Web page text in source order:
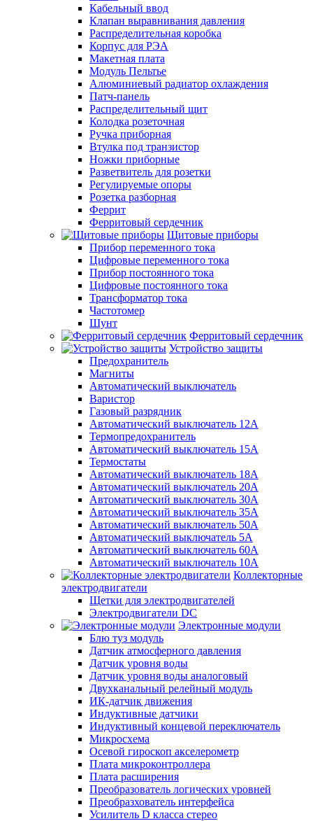
Кабельный ввод
Клапан выравнивания давления
Распределительная коробка
Корпус для РЭА
Макетная плата
Модуль Пельтье
Алюминиевый радиатор охлаждения
Патч-панель
Распределительный щит
Колодка розеточная
Ручка приборная
Втулка под транзистор
Ножки приборные
Разветвитель для розетки
Регулируемые опоры
Розетка разборная
Феррит
Ферритовый сердечник
Щитовые приборы
Прибор переменного тока
Цифровые переменного тока
Прибор постоянного тока
Цифровые постоянного тока
Трансформатор тока
Частотомер
Шунт
Ферритовый сердечник
Устройство защиты
Предохранитель
Магниты
Автоматический выключатель
Варистор
Газовый разрядник
Автоматический выключатель 12А
Термопредохранитель
Автоматический выключатель 15А
Термостаты
Автоматический выключатель 18А
Автоматический выключатель 20А
Автоматический выключатель 30А
Автоматический выключатель 35А
Автоматический выключатель 50А
Автоматический выключатель 5А
Автоматический выключатель 60А
Автоматический выключатель 10А
Коллекторные
электродвигатели
Щетки для электродвигателей
Электродвигатели DC
Электронные модули
Блю туз модуль
Датчик атмосферного давления
Датчик уровня воды
Датчик уровня воды аналоговый
Двухканальный релейный модуль
ИК-датчик движения
Индуктивные датчики
Индуктивный концевой переключатель
Микросхема
Осевой гироскоп акселерометр
Плата микроконтроллера
Плата расширения
Преобразователь логических уровней
Преобразхователь интерфейса
Усилитель D класса стерео